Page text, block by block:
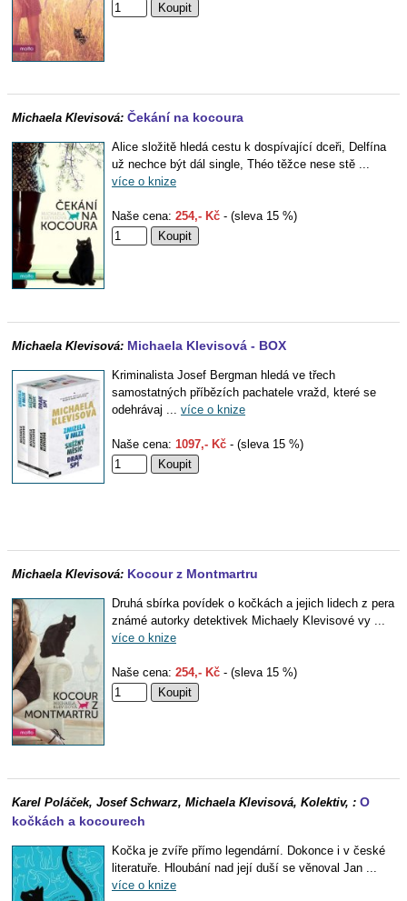
Michaela Klevisová: Čekání na kocoura
Alice složitě hledá cestu k dospívající dceři, Delfína
už nechce být dál single, Théo těžce nese stě ...
více o knize
Naše cena: 254,- Kč - (sleva 15 %)
Michaela Klevisová: Michaela Klevisová - BOX
Kriminalista Josef Bergman hledá ve třech
samostatných příbězích pachatele vražd, které se
odehrávaj ... více o knize
Naše cena: 1097,- Kč - (sleva 15 %)
Michaela Klevisová: Kocour z Montmartru
Druhá sbírka povídek o kočkách a jejich lidech z pera
známé autorky detektivek Michaely Klevisové vy ...
více o knize
Naše cena: 254,- Kč - (sleva 15 %)
Karel Poláček, Josef Schwarz, Michaela Klevisová, Kolektiv, : O
kočkách a kocourech
Kočka je zvíře přímo legendární. Dokonce i v české
literatuře. Hloubání nad její duší se věnoval Jan ...
více o knize